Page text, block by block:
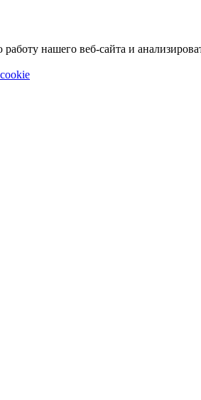
нашего веб-сайта и